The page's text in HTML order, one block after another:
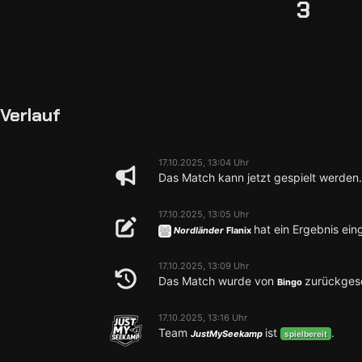
3
Verlauf
17.10.2025, 13:04 Uhr
Das Match kann jetzt gespielt werden.
17.10.2025, 13:05 Uhr
Nordländer Flanix hat ein Ergebnis
17.10.2025, 13:09 Uhr
Das Match wurde von Bingo
17.10.2025, 13:16 Uhr
Team JustMySeekamp ist spielbereit .